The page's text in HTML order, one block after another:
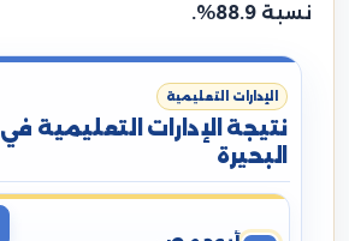
نسبة 88.9%.
الإدارات التعليمية
نتيجة الإدارات التعليمية في
البحيرة